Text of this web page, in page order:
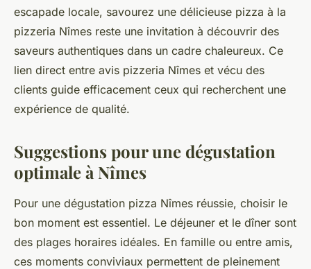
escapade locale, savourez une délicieuse pizza à la
pizzeria Nîmes reste une invitation à découvrir des
saveurs authentiques dans un cadre chaleureux. Ce
lien direct entre avis pizzeria Nîmes et vécu des
clients guide efficacement ceux qui recherchent une
expérience de qualité.
Suggestions pour une dégustation
optimale à Nîmes
Pour une dégustation pizza Nîmes réussie, choisir le
bon moment est essentiel. Le déjeuner et le dîner sont
des plages horaires idéales. En famille ou entre amis,
ces moments conviviaux permettent de pleinement